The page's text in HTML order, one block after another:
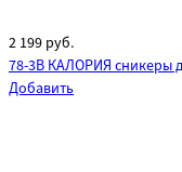
2 199 руб.
78-3B КАЛОРИЯ сникеры
Добавить